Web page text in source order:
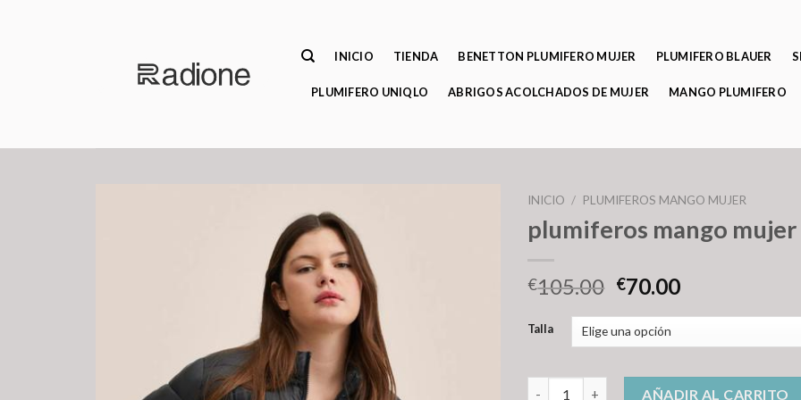
INICIO TIENDA BENETTON PLUMIFERO MUJER PLUMIFERO BLAUER
PLUMIFERO UNIQLO ABRIGOS ACOLCHADOS DE MUJER MANGO PLUMIFERO
INICIO / PLUMIFEROS MANGO MUJER
plumiferos mango mujer
€105.00 €70.00
Talla
plumiferos mango mujer cantidad
AÑADIR AL CARRITO